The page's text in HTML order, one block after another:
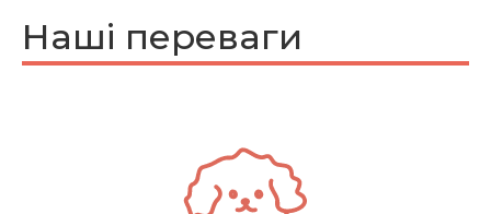
Наші переваги